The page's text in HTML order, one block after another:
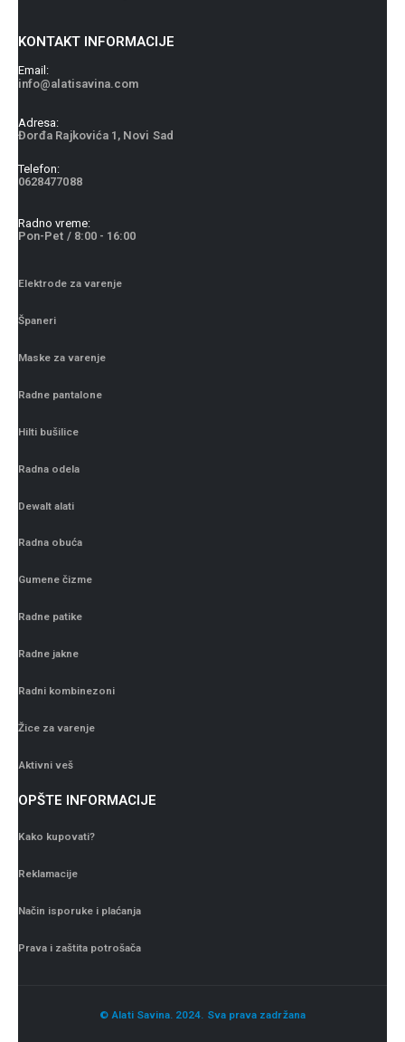
KONTAKT INFORMACIJE
Email:
info@alatisavina.com
Adresa:
Đorđa Rajkovića 1, Novi Sad
Telefon:
0628477088
Radno vreme:
Pon-Pet / 8:00 - 16:00
Elektrode za varenje
Španeri
Maske za varenje
Radne pantalone
Hilti bušilice
Radna odela
Dewalt alati
Radna obuća
Gumene čizme
Radne patike
Radne jakne
Radni kombinezoni
Žice za varenje
Aktivni veš
OPŠTE INFORMACIJE
Kako kupovati?
Reklamacije
Način isporuke i plaćanja
Prava i zaštita potrošača
© Alati Savina. 2024. Sva prava zadržana